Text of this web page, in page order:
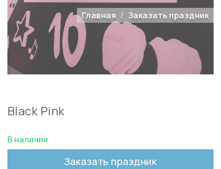
Главная Заказать праздник
Black Pink
В наличии
Заказать праздник